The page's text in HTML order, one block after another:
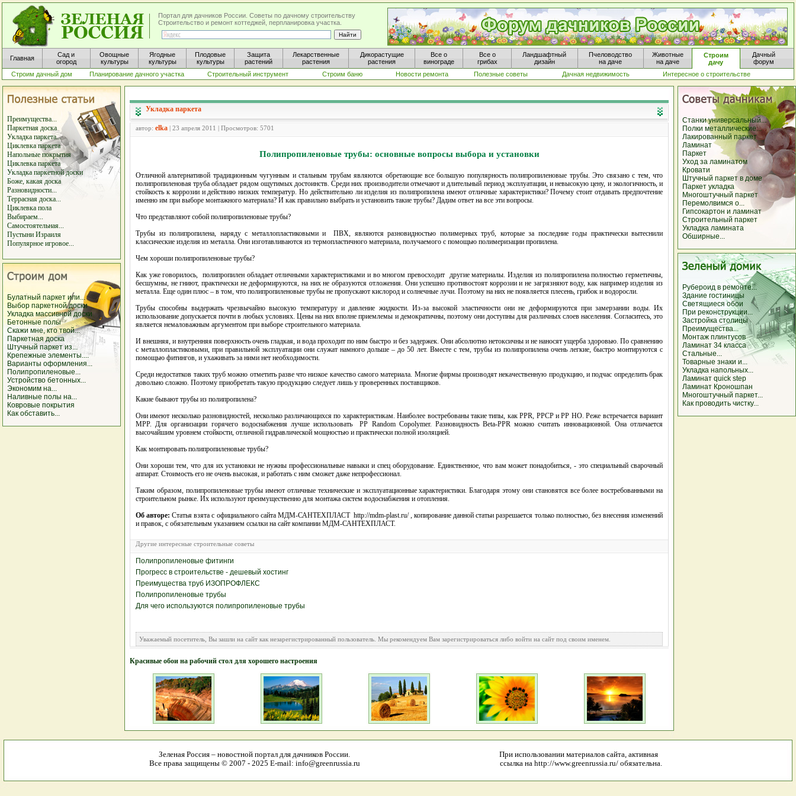
Портал для дачников России. Советы по дачному строительству
Строительство и ремонт коттеджей, перпланировка участка.
Главная
Сад и
огород
Овощные
культуры
Ягодные
культуры
Плодовые
культуры
Защита
растений
Лекарственные
растения
Дикорастущие
растения
Все о
винограде
Все о
грибах
Ландшафтный
дизайн
Пчеловодство
на даче
Животные
на даче
Строим
дачу
Дачный
форум
Строим дачный дом
Планирование дачного участка Строительный инструмент Строим баню Новости ремонта Полезные советы Дачная недвижимость Интересное о строительстве
Преимущества...
Паркетная доска
Укладка паркета...
Циклевка паркета
Напольные покрытия
Циклевка паркета
Укладка паркетной доски
Боже, какая доска
Разновидности...
Террасная доска...
Циклевка пола
Выбираем...
Самостоятельная...
Пустыни Израиля
Популярное игровое...
Булатный паркет или...
Выбор паркетной доски
Укладка массивной доски
Бетонные полы
Скажи мне, кто твой...
Паркетная доска
Штучный паркет из...
Крепежные элементы....
Варианты оформления...
Полипропиленовые...
Устройство бетонных...
Экономим на...
Наливные полы на...
Ковровые покрытия
Как обставить...
Станки универсальный...
Полки металлические...
Лакированный паркет
Ламинат
Паркет
Уход за ламинатом
Кровати
Штучный паркет в доме
Паркет укладка
Многоштучный паркет
Перемолвимся о...
Гипсокартон и ламинат
Строительный паркет
Укладка ламината
Обширные...
Рубероид в ремонте...
Здание гостиницы
Светящиеся обои
При реконструкции...
Застройка столицы
Преимущества...
Монтаж плинтусов
Ламинат 34 класса
Стальные...
Товарные знаки и...
Укладка напольных...
Ламинат quick step
Ламинат Кроношпан
Многоштучный паркет...
Как проводить чистку...
Укладка паркета
автор: elka | 23 апреля 2011 | Просмотров: 5701
Полипропиленовые трубы: основные вопросы выбора и установки
Отличной альтернативой традиционным чугунным и стальным трубам являются обретающие все большую популярность полипропиленовые трубы. Это связано с тем, что
полипропиленовая труба обладает рядом ощутимых достоинств. Среди них производители отмечают и длительный период эксплуатации, и невысокую цену, и экологичность, и
стойкость к коррозии и действию низких температур. Но действительно ли изделия из полипропилена имеют отличные характеристики? Почему стоит отдавать предпочтение
именно им при выборе монтажного материала? И как правильно выбрать и установить такие трубы? Дадим ответ на все эти вопросы.
Что представляют собой полипропиленовые трубы?
Трубы из полипропилена, наряду с металлопластиковыми и ПВХ, являются разновидностью полимерных труб, которые за последние годы практически вытеснили
классические изделия из металла. Они изготавливаются из термопластичного материала, получаемого с помощью полимеризации пропилена.
Чем хороши полипропиленовые трубы?
Как уже говорилось, полипропилен обладает отличными характеристиками и во многом превосходит другие материалы. Изделия из полипропилена полностью герметичны,
бесшумны, не гниют, практически не деформируются, на них не образуются отложения. Они успешно противостоят коррозии и не загрязняют воду, как например изделия из
металла. Еще один плюс – в том, что полипропиленовые трубы не пропускают кислород и солнечные лучи. Поэтому на них не появляется плесень, грибок и водоросли.
Трубы способны выдержать чрезвычайно высокую температуру и давление жидкости. Из-за высокой эластичности они не деформируются при замерзании воды. Их
использование допускается почти в любых условиях. Цены на них вполне приемлемы и демократичны, поэтому они доступны для различных слоев населения. Согласитесь, это
является немаловажным аргументом при выборе строительного материала.
И внешняя, и внутренняя поверхность очень гладкая, и вода проходит по ним быстро и без задержек. Они абсолютно нетоксичны и не наносят ущерба здоровью. По сравнению
с металлопластиковыми, при правильной эксплуатации они служат намного дольше – до 50 лет. Вместе с тем, трубы из полипропилена очень легкие, быстро монтируются с
помощью фитингов, и ухаживать за ними нет необходимости.
Среди недостатков таких труб можно отметить разве что низкое качество самого материала. Многие фирмы производят некачественную продукцию, и подчас определить брак
довольно сложно. Поэтому приобретать такую продукцию следует лишь у проверенных поставщиков.
Какие бывают трубы из полипропилена?
Они имеют несколько разновидностей, несколько различающихся по характеристикам. Наиболее востребованы такие типы, как РРR, PPCP и РР НО. Реже встречается вариант
МPP. Для организации горячего водоснабжения лучше использовать PP Random Copolymer. Разновидность Beta-PPR можно считать инновационной. Она отличается
высочайшим уровнем стойкости, отличной гидравлической мощностью и практически полной изоляцией.
Как монтировать полипропиленовые трубы?
Они хороши тем, что для их установки не нужны профессиональные навыки и спец оборудование. Единственное, что вам может понадобиться, - это специальный сварочный
аппарат. Стоимость его не очень высокая, и работать с ним сможет даже непрофессионал.
Таким образом, полипропиленовые трубы имеют отличные технические и эксплуатационные характеристики. Благодаря этому они становятся все более востребованными на
строительном рынке. Их используют преимущественно для монтажа систем водоснабжения и отопления.
Об авторе: Статья взята с официального сайта МДМ-САНТЕХПЛАСТ http://mdm-plast.ru/ , копирование данной статьи разрешается только полностью, без внесения изменений
и правок, с обязательным указанием ссылки на сайт компании МДМ-САНТЕХПЛАСТ.
Другие интересные строительные советы
Полипропиленовые фитинги
Прогресс в строительстве - дешевый хостинг
Преимущества труб ИЗОПРОФЛЕКС
Полипропиленовые трубы
Для чего используются полипропиленовые трубы
Уважаемый посетитель, Вы зашли на сайт как незарегистрированный пользователь. Мы рекомендуем Вам зарегистрироваться либо войти на сайт под своим именем.
Красивые обои на рабочий стол для хорошего настроения
Зеленая Россия – новостной портал для дачников России.
Все права защищены © 2007 - 2025 E-mail: info@greenrussia.ru
При использовании материалов сайта, активная
ссылка на http://www.greenrussia.ru/ обязательна.